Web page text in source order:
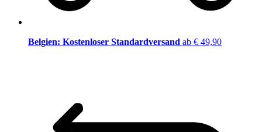
Belgien: Kostenloser Standardversand ab € 49,90